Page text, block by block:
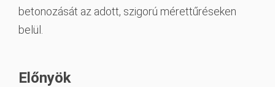
betonozását az adott, szigorú mérettűréseken
belül.
Előnyök